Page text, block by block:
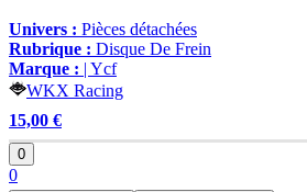
Univers : Pièces détachées
Rubrique : Disque De Frein
Marque : | Ycf
WKX Racing
15,00 €
0
0